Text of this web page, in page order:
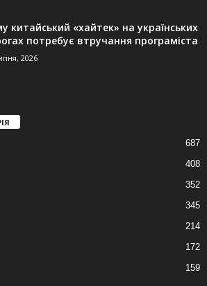
китайський «хайтек» на українських
потребує втручання програміста
2026
687
408
352
345
214
172
159